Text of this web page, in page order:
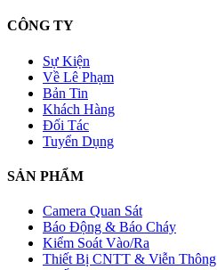
CÔNG TY
Sự Kiện
Về Lê Phạm
Bản Tin
Khách Hàng
Đối Tác
Tuyển Dụng
SẢN PHẨM
Camera Quan Sát
Báo Động & Báo Cháy
Kiểm Soát Vào/Ra
Thiết Bị CNTT & Viễn Thông